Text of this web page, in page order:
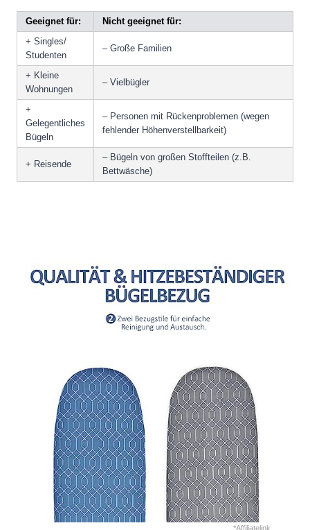
Geeignet für:
Nicht geeignet für:
+ Singles/
Studenten
– Große Familien
+ Kleine
Wohnungen
– Vielbügler
+
Gelegentliches
Bügeln
– Personen mit Rückenproblemen (wegen
fehlender Höhenverstellbarkeit)
+ Reisende
– Bügeln von großen Stoffteilen (z.B.
Bettwäsche)
*Affiliatelink